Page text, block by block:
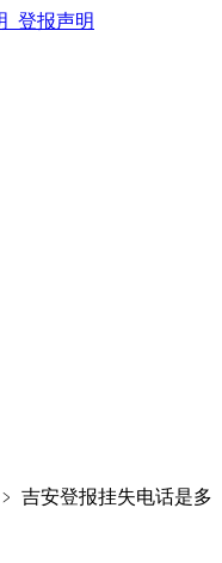
_登报声明
﹥ 吉安登报挂失电话是多